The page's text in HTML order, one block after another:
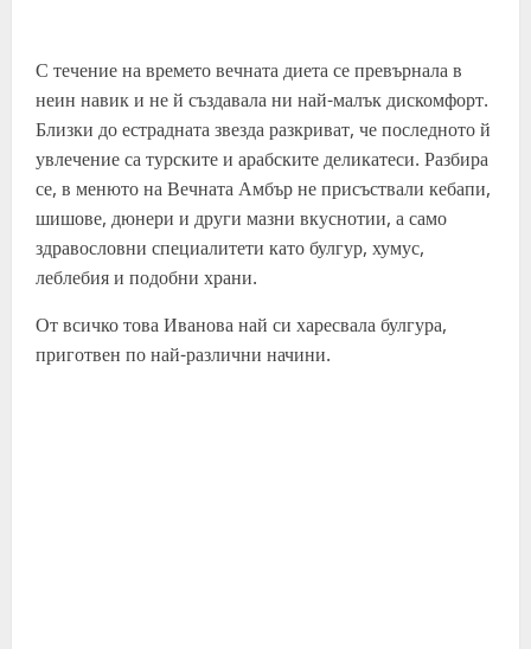
С течение на времето вечната диета се превърнала в
неин навик и не й създавала ни най-малък дискомфорт.
Близки до естрадната звезда разкриват, че последното й
увлечение са турските и арабските деликатеси. Разбира
се, в менюто на Вечната Амбър не присъствали кебапи,
шишове, дюнери и други мазни вкуснотии, а само
здравословни специалитети като булгур, хумус,
леблебия и подобни храни.
От всичко това Иванова най си харесвала булгура,
приготвен по най-различни начини.